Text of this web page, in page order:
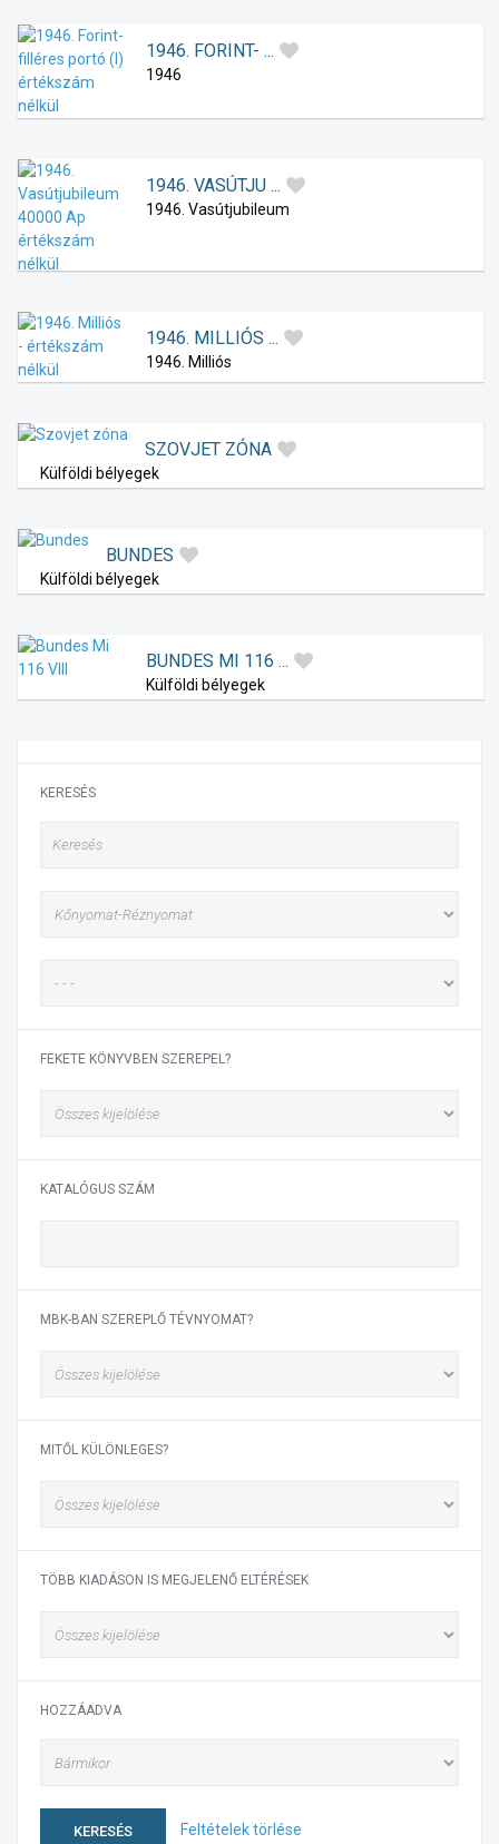
1946. FORINT- ...
1946
1946. VASÚTJU ...
1946. Vasútjubileum
1946. MILLIÓS ...
1946. Milliós
SZOVJET ZÓNA
Külföldi bélyegek
BUNDES
Külföldi bélyegek
BUNDES MI 116 ...
Külföldi bélyegek
KERESÉS
FEKETE KÖNYVBEN SZEREPEL?
KATALÓGUS SZÁM
MBK-BAN SZEREPLŐ TÉVNYOMAT?
MITŐL KÜLÖNLEGES?
TÖBB KIADÁSON IS MEGJELENŐ ELTÉRÉSEK
HOZZÁADVA
KERESÉS Feltételek törlése